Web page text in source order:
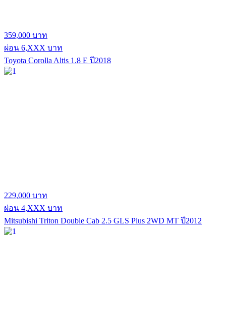
359,000 บาท
ผ่อน 6,XXX บาท
Toyota Corolla Altis 1.8 E ปี2018
229,000 บาท
ผ่อน 4,XXX บาท
Mitsubishi Triton Double Cab 2.5 GLS Plus 2WD MT ปี2012